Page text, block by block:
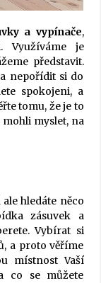
a vypínače,
Využíváme je
představit.
nepořídit si do
spokojeni, a
tomu, že je to
myslet, na
hledáte něco
zásuvek a
Vybírat si
a proto věříme
místnost Vaší
co se můžete